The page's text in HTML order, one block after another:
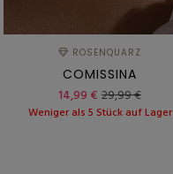
ROSENQUARZ
COMISSINA
14,99 € 29,99 €
Weniger als 5 Stück auf Lager